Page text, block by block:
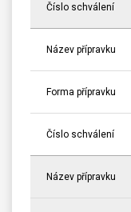
Číslo schválení
Název přípravku
Forma přípravku
Číslo schválení
Název přípravku